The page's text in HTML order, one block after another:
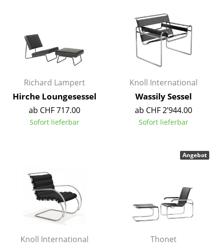
Räume
Zuhause
Wohnzimmer
Schlafzimmer
Diele
Badezimmer
Stauraum
Balkon & Garten
Richard Lampert
Hirche Loungesessel
ab CHF 717.00
Sofort lieferbar
Knoll International
Wassily Sessel
ab CHF 2’944.00
Sofort lieferbar
Knoll International Thonet
Angebot